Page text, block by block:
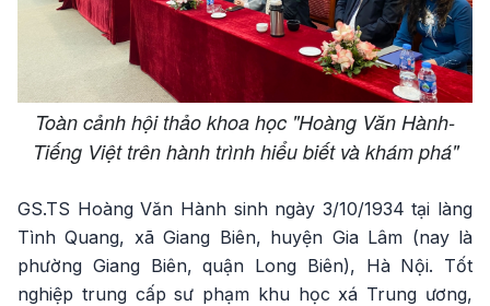
Toàn cảnh hội thảo khoa học "Hoàng Văn Hành-
Tiếng Việt trên hành trình hiểu biết và khám phá"
GS.TS Hoàng Văn Hành sinh ngày 3/10/1934 tại làng
Tình Quang, xã Giang Biên, huyện Gia Lâm (nay là
phường Giang Biên, quận Long Biên), Hà Nội. Tốt
nghiệp trung cấp sư phạm khu học xá Trung ương,